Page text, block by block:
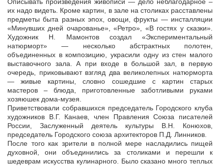
Описывать произведения живописи — дело неблагодарное –
их надо видеть. Кроме картин, в зале на столиках расставлены
предметы быта разных эпох, овощи, фрукты — инсталляции
«Минувших дней очарованье», «Ретро», «В гостях у сказки».
Художник Н. Мамонтов создал «Экспериментальный
натюрморт» — несколько абстрактных полотен,
объединенных в композицию, украсили одну из стен малого
выставочного зала. А при входе в большой зал, в первую
очередь, приковывают взгляд два великолепных натюрморта
— живые картины, словно сошедшие с картин старых
мастеров – блюда, приготовленные заботливыми руками
хозяюшек дома-музея.
Приветствовали собравшихся председатель Городского клуба
художников В.Г. Канаев, член Правления Союза писателей
России, Заслуженный деятель культуры В.Н. Конюхов,
председатель Городского союза архитекторов П.Д. Линников.
После того как зрители в полной мере насладились пищей
духовной, они объединились за столиками и перешли к
шедеврам искусства кулинарного. Было сказано много теплых